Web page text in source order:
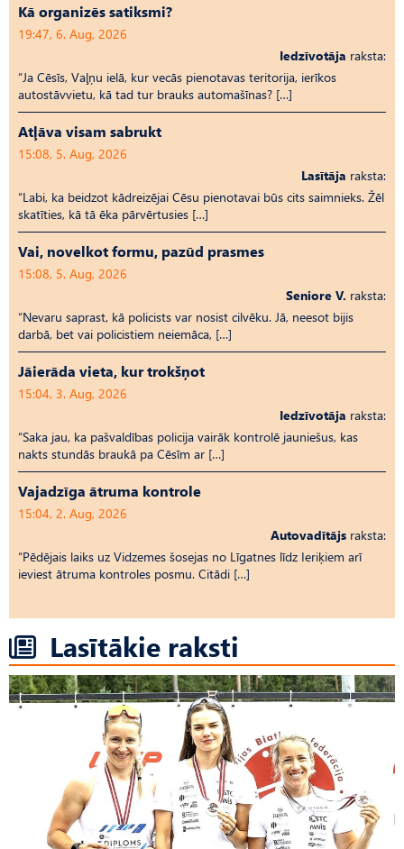
Kā organizēs satiksmi?
19:47, 6. Aug, 2026
Iedzīvotāja raksta:
“Ja Cēsīs, Vaļņu ielā, kur vecās pienotavas teritorija, ierīkos
autostāvvietu, kā tad tur brauks automašīnas? […]
Atļāva visam sabrukt
15:08, 5. Aug, 2026
Lasītāja raksta:
“Labi, ka beidzot kādreizējai Cēsu pienotavai būs cits saimnieks. Žēl
skatīties, kā tā ēka pārvērtusies […]
Vai, novelkot formu, pazūd prasmes
15:08, 5. Aug, 2026
Seniore V. raksta:
“Nevaru saprast, kā policists var nosist cilvēku. Jā, neesot bijis
darbā, bet vai policistiem neiemāca, […]
Jāierāda vieta, kur trokšņot
15:04, 3. Aug, 2026
Iedzīvotāja raksta:
“Saka jau, ka pašvaldības policija vairāk kontrolē jauniešus, kas
nakts stundās braukā pa Cēsīm ar […]
Vajadzīga ātruma kontrole
15:04, 2. Aug, 2026
Autovadītājs raksta:
“Pēdējais laiks uz Vid­ze­mes šosejas no Līgatnes līdz Ieriķiem arī
ieviest ātruma kontroles posmu. Citādi […]
Lasītākie raksti